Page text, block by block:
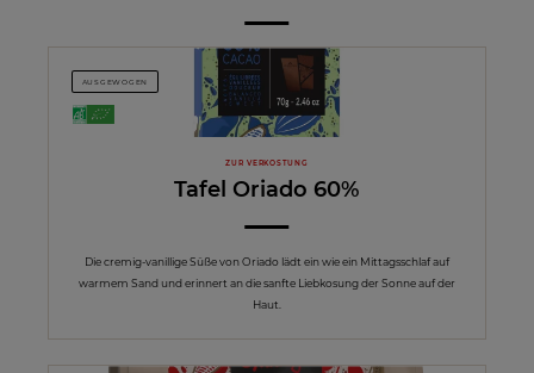
AUSGEWOGEN
ZUR VERKOSTUNG
Tafel Oriado 60%
Die cremig-vanillige Süße von Oriado lädt ein wie ein Mittagsschlaf auf
warmem Sand und erinnert an die sanfte Liebkosung der Sonne auf der
Haut.